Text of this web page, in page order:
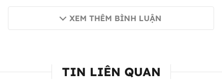
XEM THÊM BÌNH LUẬN
TIN LIÊN QUAN